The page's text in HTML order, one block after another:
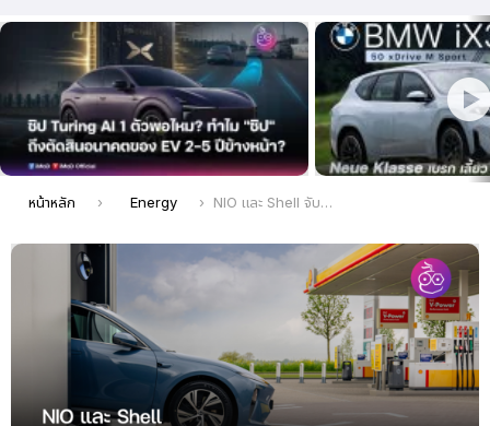
ล่าสุด
คุณอยู่ที่นี่:
หน้าหลัก Energy NIO และ Shell จับมือร่วมกันเปิดสถานีสลับเปลี่ยนแบตเตอรี่แห่งแรก ในยุโรป